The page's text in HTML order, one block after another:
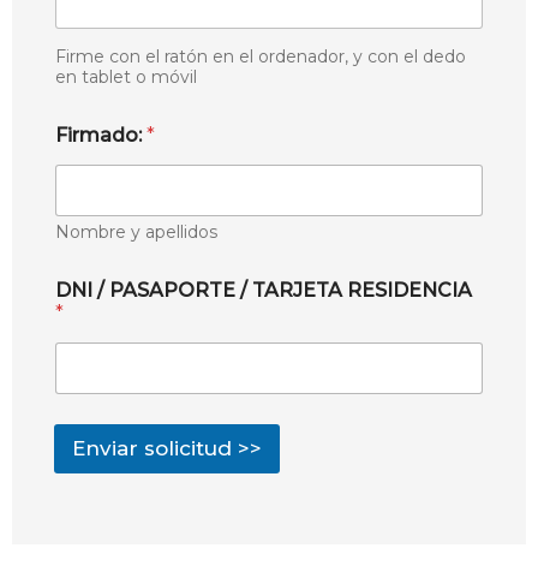
Firme con el ratón en el ordenador, y con el dedo
en tablet o móvil
Firmado:*
Nombre y apellidos
DNI / PASAPORTE / TARJETA RESIDENCIA
*
Enviar solicitud >>